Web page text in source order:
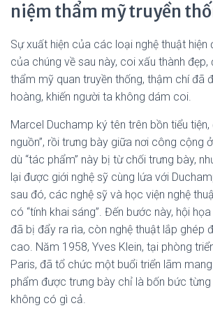
niệm thẩm mỹ truyền
Sự xuất hiện của các loại nghệ thuật hiện
của chúng về sau này, coi xấu thành
thẩm mỹ quan truyền thống, thậm chí đã
hoàng, khiến người ta không dám coi.
Marcel Duchamp ký tên trên bồn tiểu tiện,
nguồn”, rồi trưng bày giữa nơi công cộng
dù “tác phẩm” này bị từ chối trưng bày,
lại được giới nghệ sỹ cùng lứa với
sau đó, các nghệ sỹ và học viện nghệ
có “tính khai sáng”. Đến bước này, hội
đã bị đẩy ra rìa, còn nghệ thuật lắp ghép
cao. Năm 1958, Yves Klein, tại phòng
Paris, đã tổ chức một buổi triển lãm mang
phẩm được trưng bày chỉ là bốn bức từng
không có gì cả.